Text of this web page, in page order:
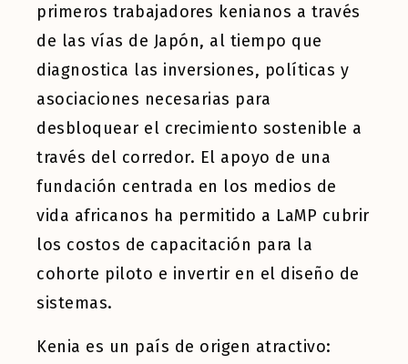
primeros trabajadores kenianos a través
de las vías de Japón, al tiempo que
diagnostica las inversiones, políticas y
asociaciones necesarias para
desbloquear el crecimiento sostenible a
través del corredor. El apoyo de una
fundación centrada en los medios de
vida africanos ha permitido a LaMP cubrir
los costos de capacitación para la
cohorte piloto e invertir en el diseño de
sistemas.
Kenia es un país de origen atractivo: